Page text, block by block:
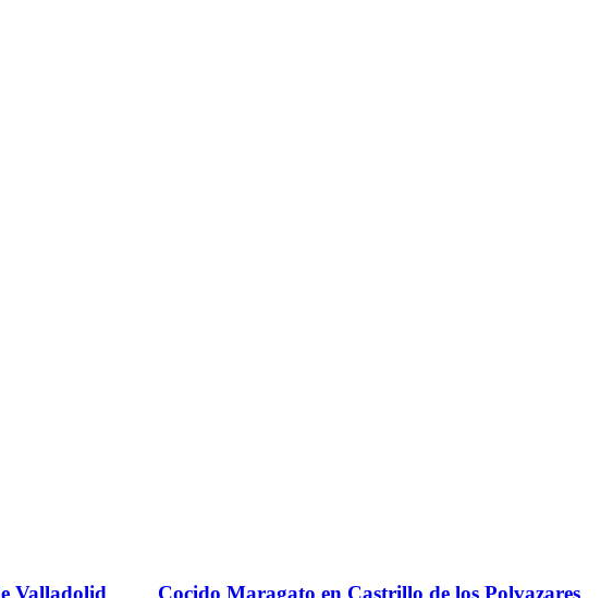
Valladolid
Cocido Maragato en Castrillo de los Polvazares